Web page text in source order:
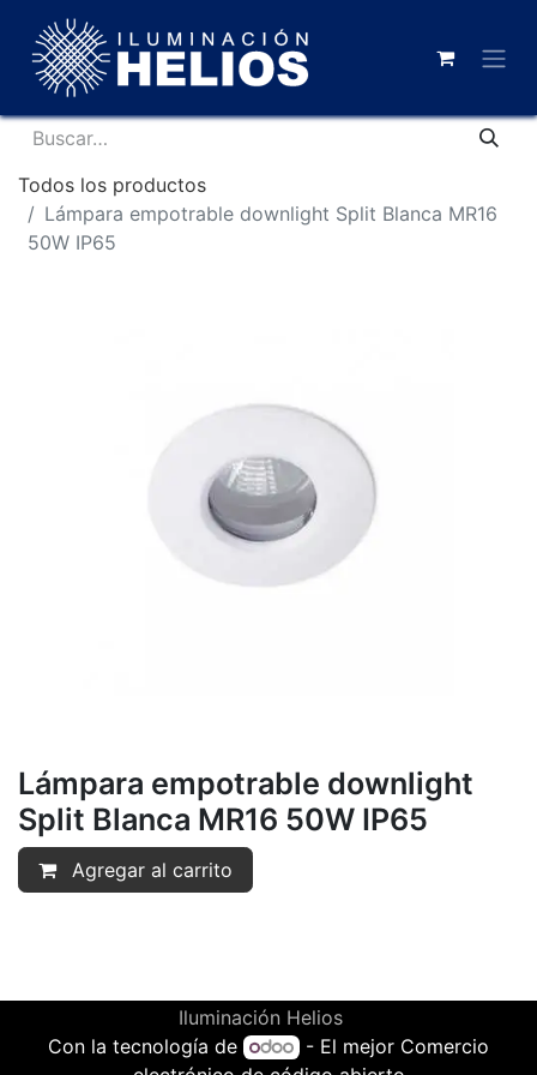
Todos los productos
Lámpara empotrable downlight Split Blanca MR16
50W IP65
Lámpara empotrable downlight
Split Blanca MR16 50W IP65
Agregar al carrito
Iluminación Helios
Con la tecnología de
- El mejor Comercio